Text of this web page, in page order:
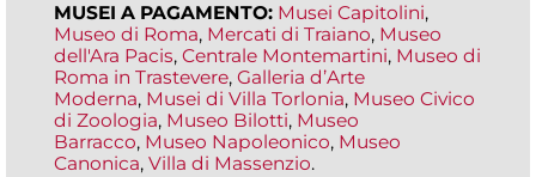
MUSEI A PAGAMENTO: Musei Capitolini,
Museo di Roma, Mercati di Traiano, Museo
dell'Ara Pacis, Centrale Montemartini, Museo di
Roma in Trastevere, Galleria d’Arte
Moderna, Musei di Villa Torlonia, Museo Civico
di Zoologia, Museo Bilotti, Museo
Barracco, Museo Napoleonico, Museo
Canonica, Villa di Massenzio.